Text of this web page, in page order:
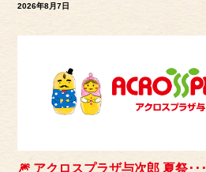
2026年8月7日
🎆 アクロスプラザ与次郎 夏祭･･･